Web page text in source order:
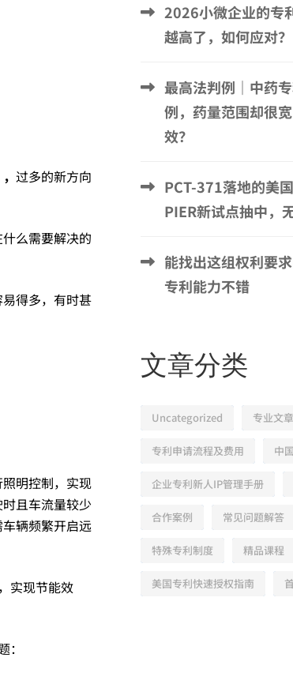
过多的新方向
么需要解决的
得多，有时甚
明控制，实现
且车流量较少
辆频繁开启远
实现节能效
2026小微企业的专
越高了，如何应对？
最高法判例｜中药
例，药量范围却很
效？
PCT-371落地的美
PIER新试点抽中，
能找出这组权利要
专利能力不错
文章分类
Uncategorized 专业文章
专利申请流程及费用 中
企业专利新人IP管理手册
合作案例 常见问题解答
特殊专利制度 精品课程
美国专利快速授权指南